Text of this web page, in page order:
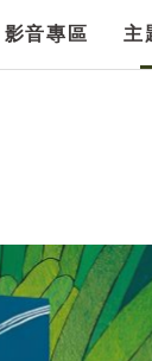
影音專區 主